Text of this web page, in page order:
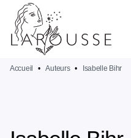
MENU
PIED DE PAGE
Accueil • Auteurs • Isabelle Bihr